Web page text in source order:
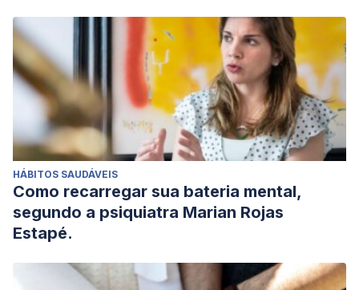
HÁBITOS SAUDÁVEIS
Como recarregar sua bateria mental,
segundo a psiquiatra Marian Rojas
Estapé.